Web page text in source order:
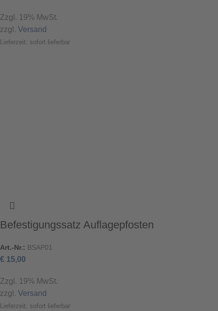
Zzgl. 19% MwSt.
zzgl. Versand
Lieferzeit: sofort lieferbar
Befestigungssatz Auflagepfosten
Art.-Nr.: BSAP01
€ 15,00
Zzgl. 19% MwSt.
zzgl. Versand
Lieferzeit: sofort lieferbar